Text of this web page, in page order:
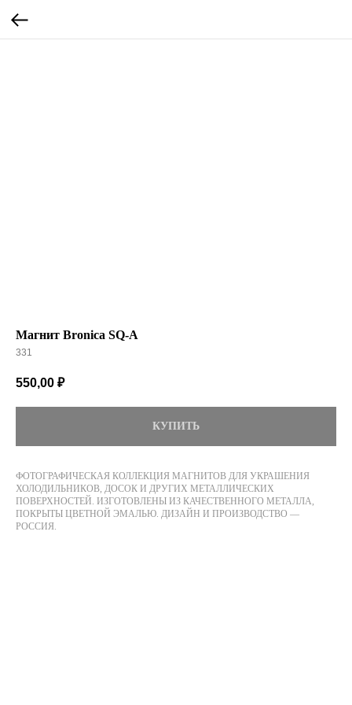
Магнит Bronica SQ-A
331
550,00 ₽
КУПИТЬ
ФОТОГРАФИЧЕСКАЯ КОЛЛЕКЦИЯ МАГНИТОВ ДЛЯ УКРАШЕНИЯ
ХОЛОДИЛЬНИКОВ, ДОСОК И ДРУГИХ МЕТАЛЛИЧЕСКИХ
ПОВЕРХНОСТЕЙ. ИЗГОТОВЛЕНЫ ИЗ КАЧЕСТВЕННОГО МЕТАЛЛА,
ПОКРЫТЫ ЦВЕТНОЙ ЭМАЛЬЮ. ДИЗАЙН И ПРОИЗВОДСТВО —
РОССИЯ.